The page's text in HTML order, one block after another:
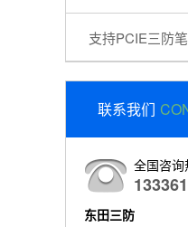
支持PCIE三防
联系我们
全国咨询
东田三防